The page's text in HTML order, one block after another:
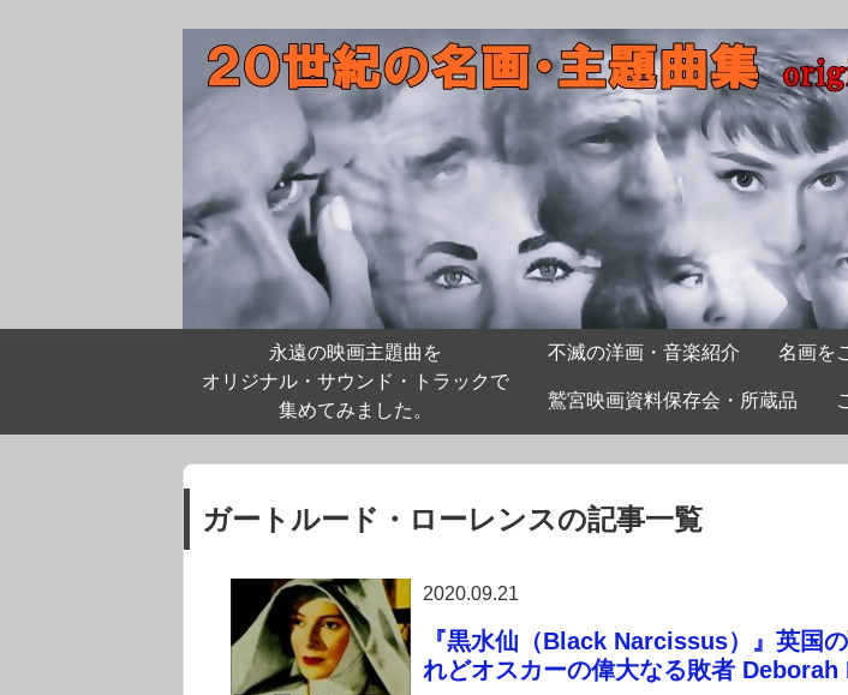
永遠の映画主題曲を
オリジナル・サウンド・トラックで
集めてみました。
不滅の洋画・音楽紹介 名画を
鷲宮映画資料保存会・所蔵品
ガートルード・ローレンスの記事一覧
2020.09.21
『黒水仙（Black Narcissus）』英国
れどオスカーの偉大なる敗者 Deborah